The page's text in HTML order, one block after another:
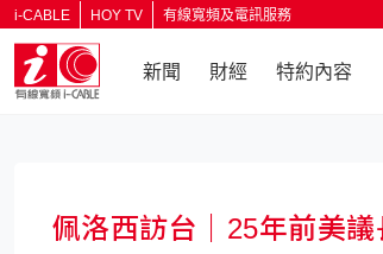
i-CABLE HOY TV 有線寬頻及電訊服務
新聞 財經 特約內容
佩洛西訪台｜25年前美